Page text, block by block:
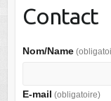
Contact
Nom/Name
E-mail (obligatoire)